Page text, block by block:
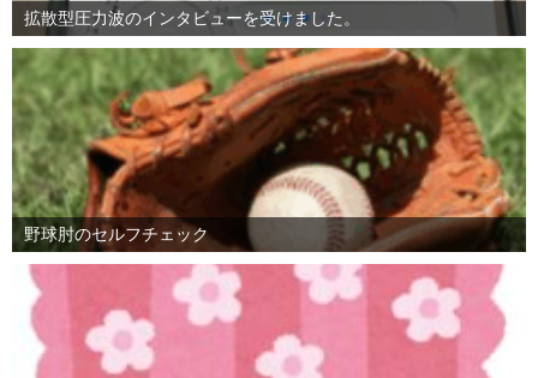
拡散型圧力波のインタビューを受けました。
野球肘のセルフチェック